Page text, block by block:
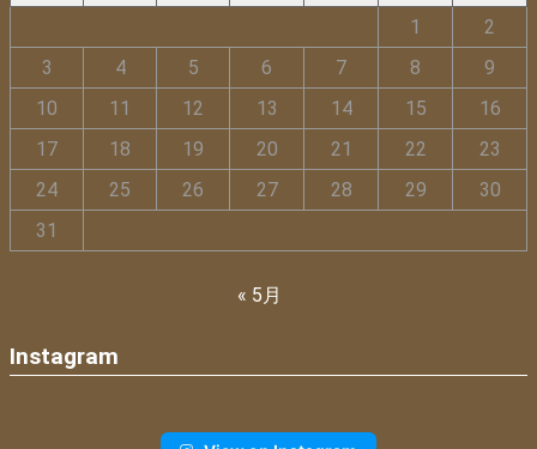
1
2
3
4 5 6 7 8
9
10
11 12 13 14 15
16
17
18 19 20 21 22
23
24
25 26 27 28 29
30
31
« 5月
Instagram